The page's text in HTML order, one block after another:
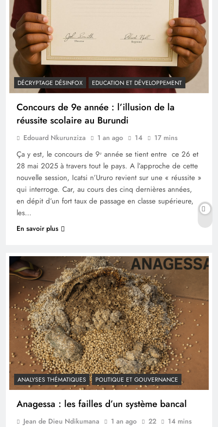
DÉCRYPTAGE DÉSINFOX EDUCATION ET DÉVELOPPEMENT
Concours de 9e année : l’illusion de la
réussite scolaire au Burundi
Edouard Nkurunziza 1 an ago 14 17 mins
Ça y est, le concours de 9ᵉ année se tient entre ce 26 et
28 mai 2025 à travers tout le pays. A l’approche de cette
nouvelle session, Icatsi n’Ururo revient sur une « réussite »
qui interroge. Car, au cours des cinq dernières années,
en dépit d’un fort taux de passage en classe supérieure,
les…
En savoir plus
ANALYSES THÉMATIQUES POLITIQUE ET GOUVERNANCE
Anagessa : les failles d’un système bancal
Jean de Dieu Ndikumana 1 an ago 22 14 mins